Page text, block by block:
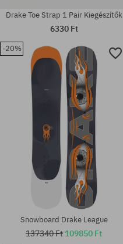
Drake Toe Strap 1 Pair Kiegészítők
6330 Ft
-20%
Snowboard Drake League
137340 Ft 109850 Ft